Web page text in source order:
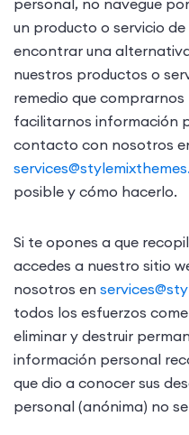
personal, no navegue
un producto o servicio
encontrar una
nuestros productos o
remedio que comprarnos
facilitarnos información
contacto con nosotros
posible y cómo hacerlo.
Si te opones a que
accedes a nuestro sitio
nosotros en
todos los esfuerzos
eliminar y destruir
información personal
que dio a conocer sus
personal (anónima) no